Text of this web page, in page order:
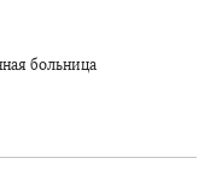
больница